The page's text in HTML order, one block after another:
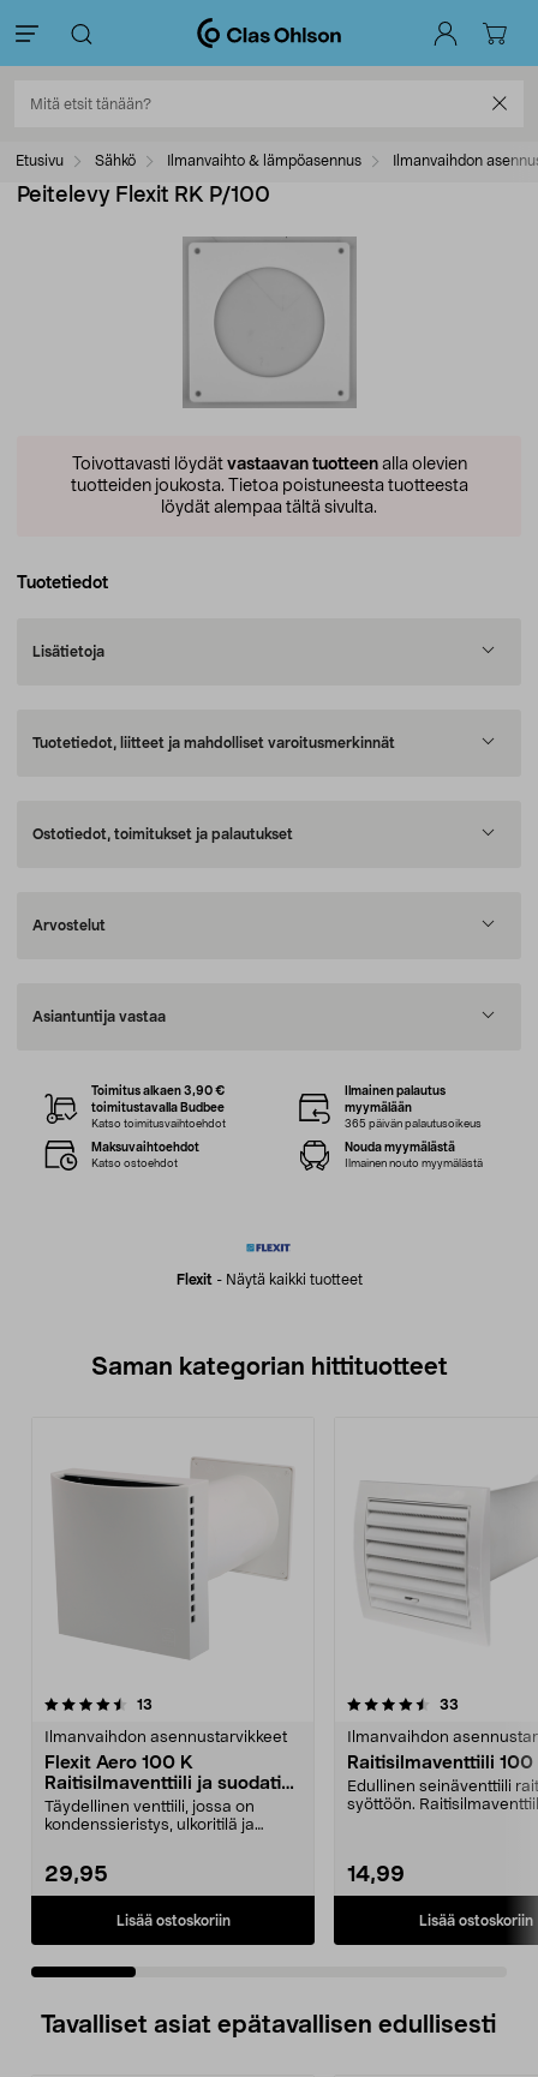
Etusivu Sähkö Ilmanvaihto & lämpöasennus Ilmanvaihdon
Peitelevy Flexit RK P/100
Toivottavasti löydät vastaavan tuotteenalla olevien
tuotteiden joukosta. Tietoa poistuneesta tuotteesta
löydät alempaa tältä sivulta.
Tuotetiedot
Lisätietoja
Tuotetiedot, liitteet ja mahdolliset varoitusmerkinnät
Ostotiedot, toimitukset ja palautukset
Arvostelut
Asiantuntija vastaa
Flexit - Näytä kaikki tuotteet
Toimitus alkaen 3,90 €
toimitustavalla Budbee
Katso toimitusvaihtoehdot
Ilmainen palautus
myymälään
365 päivän palautusoikeus
Maksuvaihtoehdot
Katso ostoehdot
Nouda myymälästä
Ilmainen nouto myymälästä
Saman kategorian hittituotteet
13
Ilmanvaihdon asennustarvikkeet
Flexit Aero 100 K
Raitisilmaventtiili ja suodatin,
valkoinen
Täydellinen venttiili, jossa on
kondenssieristys, ulkoritilä ja
29,95
Lisää ostoskoriin
4.5 viidestä
33
Ilmanvaihdon
Raitisilmaventtiili 100
Edullinen seinäventtiili
syöttöön.
14,99
Lisää ostoskoriin
4.0 viidestä
Tavalliset asiat epätavallisen edullisesti